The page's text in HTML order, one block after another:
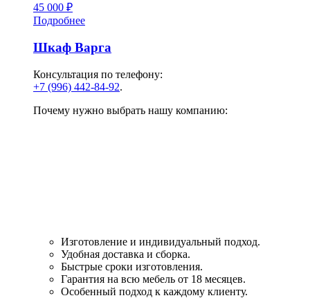
45 000 ₽
Подробнее
Шкаф Варга
Консультация по телефону:
+7 (996) 442-84-92.
Почему нужно выбрать нашу компанию:
Изготовление и индивидуальный подход.
Удобная доставка и сборка.
Быстрые сроки изготовления.
Гарантия на всю мебель от 18 месяцев.
Особенный подход к каждому клиенту.